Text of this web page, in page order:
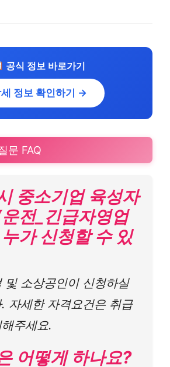
공식 정보 바로가기
정보 확인하기 →
문 FAQ
중소기업 육성자
전_긴급자영업
가 신청할 수 있
및 소상공인이 신청하실
자세한 자격요건은 취급
주세요.
어떻게 하나요?